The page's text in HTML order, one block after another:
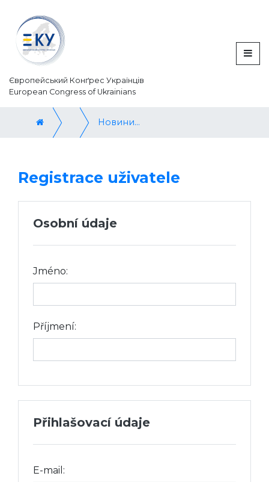
Європейський Конґрес Українців
European Congress of Ukrainians
Новини / News
Registrace uživatele
Osobní údaje
Jméno:
Příjmení:
Přihlašovací údaje
E-mail: